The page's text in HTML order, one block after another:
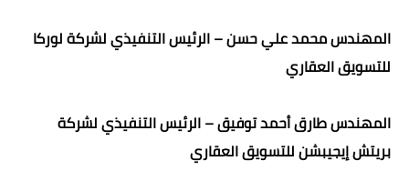
المهندس محمد علي حسن – الرئيس التنفيذي لشركة لوركا
للتسويق العقاري
المهندس طارق أحمد توفيق – الرئيس التنفيذي لشركة
بريتش إيجيبشن للتسويق العقاري